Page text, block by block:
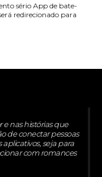
nas histórias que
de conectar pessoas
seja para
com romances